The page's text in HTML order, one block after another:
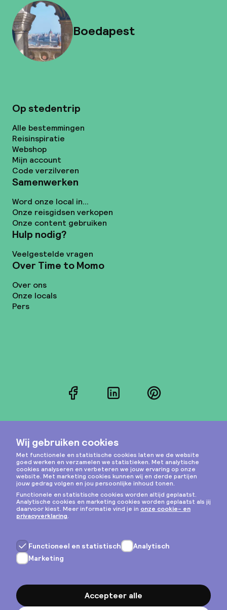
Boedapest
Op stedentrip
Alle bestemmingen
Reisinspiratie
Webshop
Mijn account
Code verzilveren
Samenwerken
Word onze local in...
Onze reisgidsen verkopen
Onze content gebruiken
Hulp nodig?
Veelgestelde vragen
Over Time to Momo
Over ons
Onze locals
Pers
FacebookLinkedInPinterest
Instagram
Privacy & cookies
Algemene voorwaarden